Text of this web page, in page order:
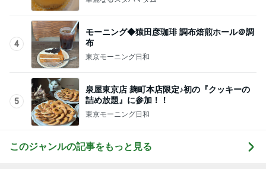
4
モーニング◆猿田彦珈琲 調布焙煎ホール＠調
布
東京モーニング日和
5
泉屋東京店 麹町本店限定♪初の『クッキーの
詰め放題』に参加！！
東京モーニング日和
このジャンルの記事をもっと見る